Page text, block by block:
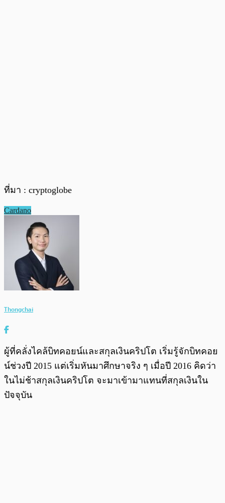
ที่มา : cryptoglobe
Cardano
Thongchai
ผู้ที่คลั่งไคล้บิทคอยน์และสกุลเงินคริปโต เริ่มรู้จักบิทคอย
น์ช่วงปี 2015 แต่เริ่มหันมาศึกษาจริง ๆ เมื่อปี 2016 คิดว่า
ในไม่ช้าสกุลเงินคริปโต จะมาเข้ามาแทนที่สกุลเงินใน
ปัจจุบัน